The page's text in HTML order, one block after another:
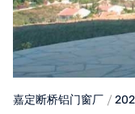
嘉定断桥铝门窗厂